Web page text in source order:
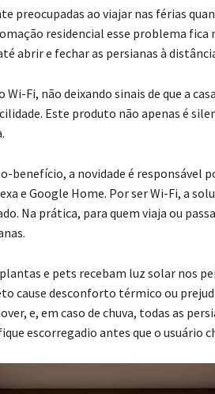
preocupadas ao viajar nas férias
residencial esse problema
abrir e fechar as persianas à
Fi, não deixando sinais de que a
Este produto não apenas é
benefício, a novidade é responsável
e Google Home. Por ser Wi-Fi, a
Na prática, para quem viaja ou
e pets recebam luz solar nos
cause desconforto térmico ou
e, em caso de chuva, todas as
escorregadio antes que o usuário